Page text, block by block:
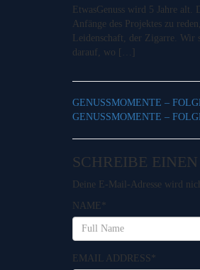
EtwasGenuss wird 5 Jahre
Anfänge des Projektes zu
Leidenschaft, der Zigarre. Wir
darauf, wo […]
GENUSSMOMENTE –
GENUSSMOMENTE –
SCHREIBE
Deine E-Mail-Adresse wird
NAME *
EMAIL ADDRESS*